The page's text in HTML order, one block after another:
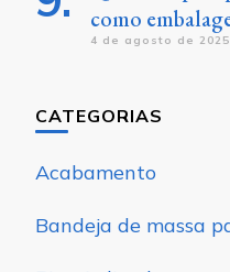
como
4 de agosto de 2025
CATEGORIAS
Acabamento
Bandeja de massa